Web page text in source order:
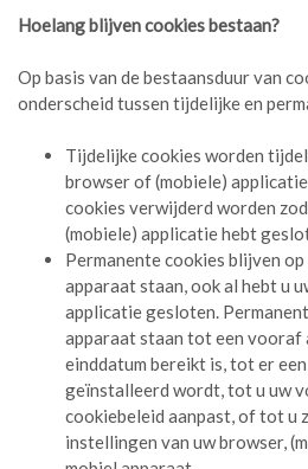
Hoelang blijven cookies bestaan?
Op basis van de bestaansduur van
onderscheid tussen tijdelijke en
Tijdelijke cookies worden
browser of (mobiele)
cookies verwijderd worden
(mobiele) applicatie hebt
Permanente cookies blijven
apparaat staan, ook al hebt u
applicatie gesloten.
apparaat staan tot een vooraf
einddatum bereikt is, tot er
geïnstalleerd wordt, tot u uw
cookiebeleid aanpast, of tot u
instellingen van uw browser,